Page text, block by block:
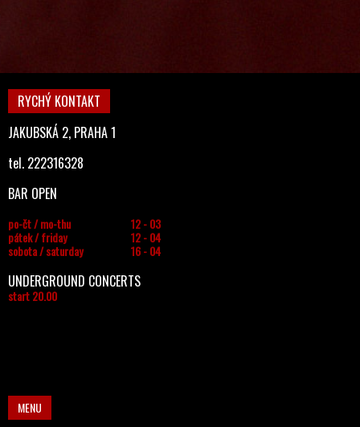
RYCHÝ KONTAKT
JAKUBSKÁ 2, PRAHA 1
tel. 222316328
BAR OPEN
po-čt / mo-thu
12 - 03
pátek / friday
12 - 04
sobota / saturday
16 - 04
UNDERGROUND CONCERTS
start 20.00
MENU